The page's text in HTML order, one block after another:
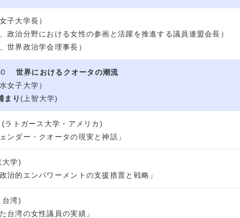
子大学長）
政治分野における女性の参画と活躍を推進する議員連盟会長）
世界政治学会理事長）
世界におけるクオータの潮流
女子大学）
まり (上智大学)
(ラトガース大学・アメリカ)
ンダー・クオータの現実と神話」
大学)
治的エンパワーメントの支援措置と戦略」
台湾)
台湾の女性議員の実績」